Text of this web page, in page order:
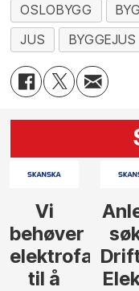
OSLOBYGG
JUS
BYGGEJUS
Senior
Kalkulatør
- Asker
-